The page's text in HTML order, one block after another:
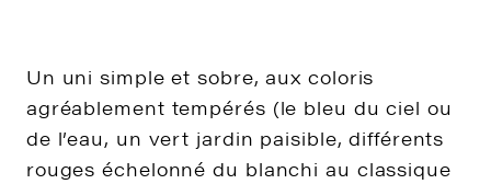
Un uni simple et sobre, aux coloris
agréablement tempérés (le bleu du ciel ou
de l’eau, un vert jardin paisible, différents
rouges échelonné du blanchi au classique